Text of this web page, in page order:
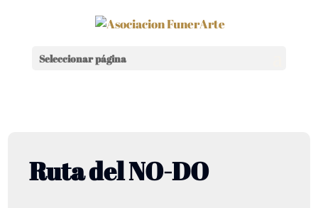
Seleccionar página
Ruta del NO-DO